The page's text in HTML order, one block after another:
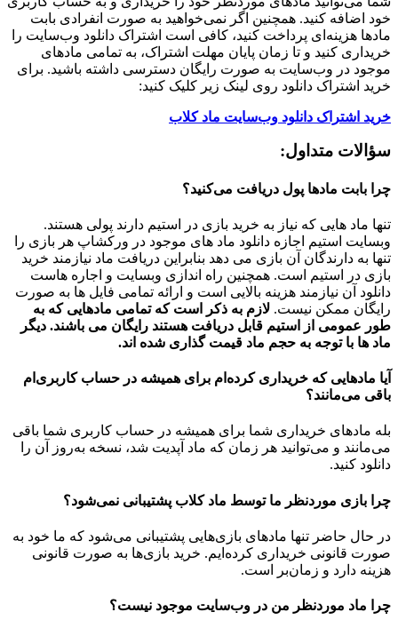
خود اضافه کنید. همچنین اگر نمی‌خواهید به صورت انفرادی بابت
مادها هزینه‌ای پرداخت کنید، کافی است اشتراک دانلود وب‌سایت را
خریداری کنید و تا زمان پایان مهلت اشتراک، به تمامی مادهای
موجود در وب‌سایت به صورت رایگان دسترسی داشته باشید. برای
خرید اشتراک دانلود روی لینک زیر کلیک کنید:
خرید اشتراک دانلود وب‌سایت ماد کلاب
سؤالات متداول:
چرا بابت مادها پول دریافت می‌کنید؟
تنها ماد هایی که نیاز به خرید بازی در استیم دارند پولی هستند.
وبسایت استیم اجازه دانلود ماد های موجود در ورکشاپ هر بازی را
تنها به دارندگان آن بازی می دهد بنابراین دریافت ماد نیازمند خرید
بازی در استیم است. همچنین راه اندازی وبسایت و اجاره هاست
دانلود آن نیازمند هزینه بالایی است و ارائه تمامی فایل ها به صورت
رایگان ممکن نیست. لازم به ذکر است که تمامی مادهایی که به
طور عمومی از استیم قابل دریافت هستند رایگان می باشند. دیگر
ماد ها با توجه به حجم ماد قیمت گذاری شده اند.
آیا مادهایی که خریداری کرده‌ام برای همیشه در حساب‌ کاربری‌ام
باقی می‌مانند؟
بله مادهای خریداری شما برای همیشه در حساب کاربری شما باقی
می‌مانند و می‌توانید هر زمان که ماد آپدیت شد، نسخه به‌روز آن را
دانلود کنید.
چرا بازی موردنظر ما توسط ماد کلاب پشتیبانی نمی‌شود؟
در حال حاضر تنها مادهای بازی‌هایی پشتیبانی می‌شود که ما خود به
صورت قانونی خریداری کرده‌ایم. خرید بازی‌ها به صورت قانونی
هزینه دارد و زمان‌بر است.
چرا ماد موردنظر من در وب‌سایت موجود نیست؟